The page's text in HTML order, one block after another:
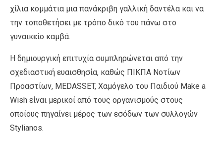
χίλια κομμάτια μια πανάκριβη γαλλική δαντέλα και να
την τοποθετήσει με τρόπο δικό του πάνω στο
γυναικείο καμβά.
Η δημιουργική επιτυχία συμπληρώνεται από την
σχεδιαστική ευαισθησία, καθώς ΠΙΚΠΑ Νοτίων
Προαστίων, MEDASSET, Χαμόγελο του Παιδιού Make a
Wish είναι μερικοί από τους οργανισμούς στους
οποίους πηγαίνει μέρος των εσόδων των συλλογών
Stylianos.